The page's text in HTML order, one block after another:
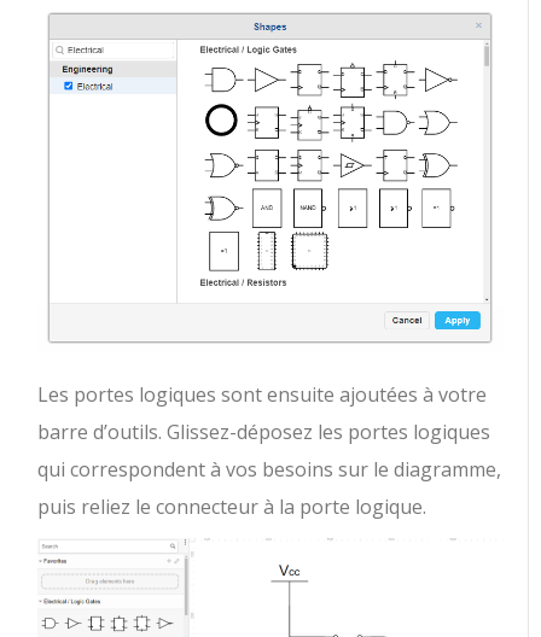
Les portes logiques sont ensuite ajoutées à votre
barre d’outils. Glissez-déposez les portes logiques
qui correspondent à vos besoins sur le diagramme,
puis reliez le connecteur à la porte logique.